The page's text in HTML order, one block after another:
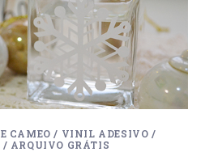
CAMEO / VINIL ADESIVO /
/ ARQUIVO GRÁTIS